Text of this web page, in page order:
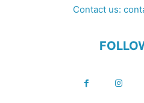
Contact us: